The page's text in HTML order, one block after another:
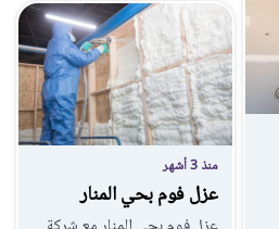
منذ 3 أشهر
عزل فوم بحي المنار